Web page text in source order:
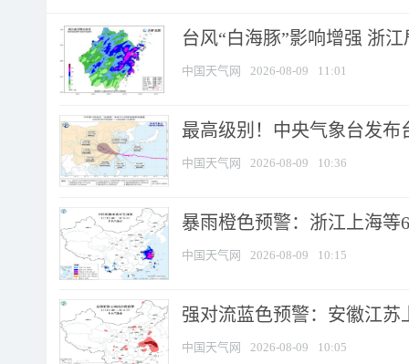
台风“白海豚”影响增强 浙
中国天气网 2026-08-09 11:01
最高级别！中央气象台发布
中国天气网 2026-08-09 10:36
暴雨橙色预警：浙江上海等
中国天气网 2026-08-09 10:15
强对流蓝色预警：安徽江苏
中国天气网 2026-08-09 10:05